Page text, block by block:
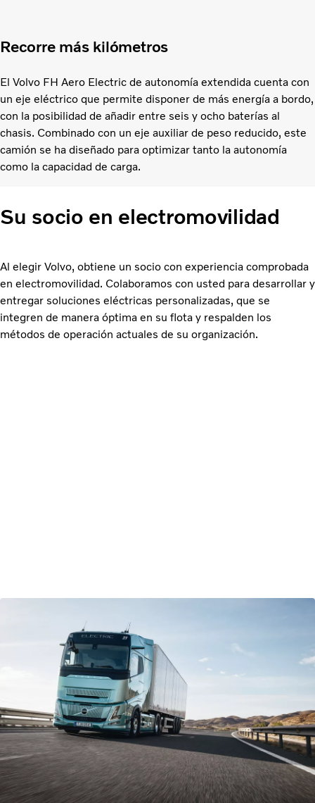
Recorre más kilómetros
El Volvo FH Aero Electric de autonomía extendida cuenta con
un eje eléctrico que permite disponer de más energía a bordo,
con la posibilidad de añadir entre seis y ocho baterías al
chasis. Combinado con un eje auxiliar de peso reducido, este
camión se ha diseñado para optimizar tanto la autonomía
como la capacidad de carga.
Su socio en electromovilidad
Al elegir Volvo, obtiene un socio con experiencia comprobada
en electromovilidad. Colaboramos con usted para desarrollar y
entregar soluciones eléctricas personalizadas, que se
integren de manera óptima en su flota y respalden los
métodos de operación actuales de su organización.